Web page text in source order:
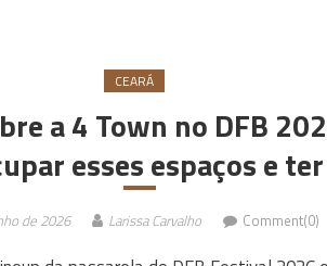
CEARÁ
a 4 Town no DFB
esses espaços e
de 2026 Larissa Carvalho Comment(0)